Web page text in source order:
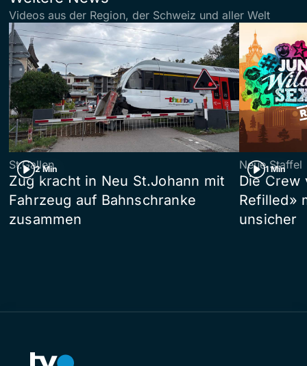
Videos aus der Region, der Schweiz und aller Welt
2 Min
St.Gallen
Zug kracht in Neu St.Johann mit
Fahrzeug auf Bahnschranke
zusammen
1 Min
Neue Staffel
Die Crew
Refilled»
unsicher